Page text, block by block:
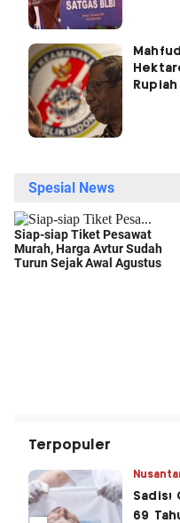
Terpopuler
Sadis!
69